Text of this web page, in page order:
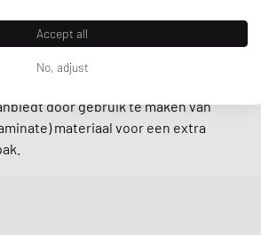
ontwerpen en minimalistische
zoals deV-10
onmisbaar op straat. De kers op de
door gebruik te maken van
materiaal voor een extra
Accept all
No, adjust